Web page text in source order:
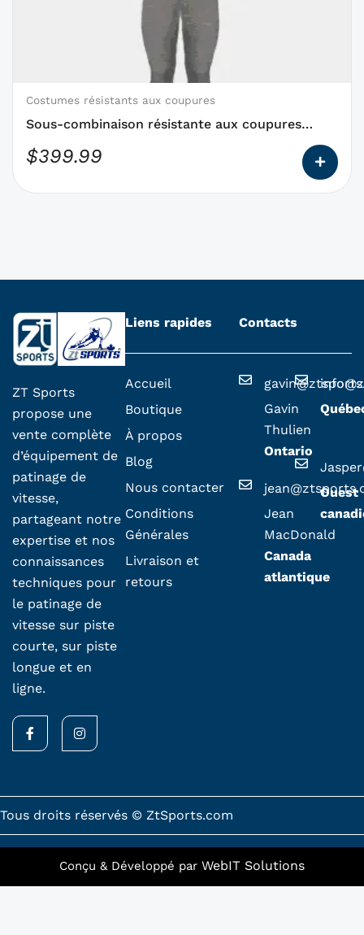
Costumes résistants aux coupures
Sous-combinaison résistante aux coupures
APOGEE
$399.99
choisies
sur
page
ZT Sports
propose une
vente complète
d’équipement de
patinage de
vitesse,
partageant notre
expertise et nos
connaissances
techniques pour
le patinage de
vitesse sur piste
courte, sur piste
longue et en
ligne.
F
a
o
k
-
f
I
n
r
a
m
Liens rapides
Accueil
Boutique
À propos
Blog
Nous contacter
Conditions
Générales
Livraison et
retours
Contacts
Gavin
Thulien
Ontario
Jean
MacDonald
Canada
atlantique
Ouest
Tous droits réservés © ZtSports.com
Conçu & Développé par WebIT Solutions